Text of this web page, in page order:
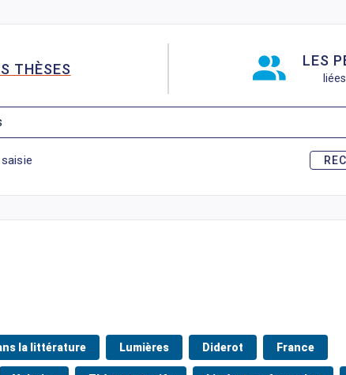
THÈSES LES
la littérature Lumières Diderot France